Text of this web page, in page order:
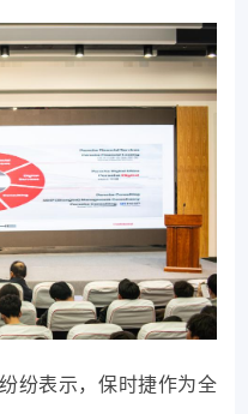
纷表示，保时捷作为全